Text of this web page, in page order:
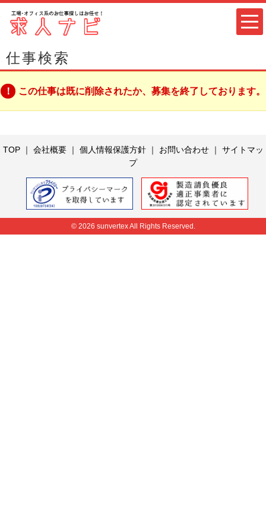
仕事検索
この仕事は既に削除されたか、募集を終了しております。
TOP｜ 会社概要｜ 個人情報保護方針｜ お問い合わせ｜ サイトマッ
プ
© 2026 sunvertex All Rights Reserved.